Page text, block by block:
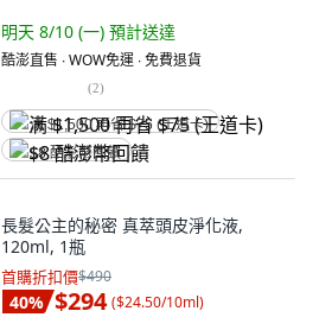
明天 8/10 (一) 預計送達
酷澎直售 ∙ WOW免運 ∙ 免費退貨
(2)
满 $1,500 再省 $75 (王道卡)
$8 酷澎幣回饋
長髮公主的秘密 真萃頭皮淨化液,
120ml, 1瓶
首購折扣價$490
40% $294 ($24.50/10ml)